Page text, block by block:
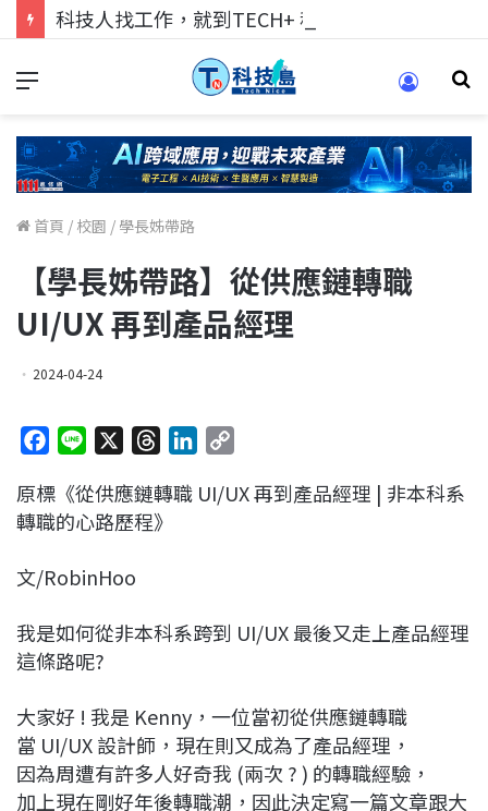
科技人找工作，就到TECH+ 科技專區!
首頁 / 校園 / 學長姊帶路
【學長姊帶路】從供應鏈轉職
UI/UX 再到產品經理
2024-04-24
c
e
o
k
n
e
r
e
n
n
p
k
原標《從供應鏈轉職 UI/UX 再到產品經理 | 非本科系
轉職的心路歷程》
文/RobinHoo
我是如何從非本科系跨到 UI/UX 最後又走上產品經理
這條路呢?
大家好 ! 我是 Kenny，一位當初從供應鏈轉職
當 UI/UX 設計師，現在則又成為了產品經理，
因為周遭有許多人好奇我 (兩次 ? ) 的轉職經驗，
加上現在剛好年後轉職潮，因此決定寫一篇文章跟大